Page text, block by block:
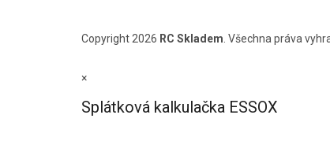
Copyright 2026 RC Skladem . Všechna práva
×
Splátková kalkulačka ESSOX